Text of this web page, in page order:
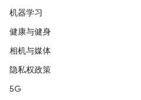
机器学习
健康与健身
相机与媒体
隐私权政策
5G